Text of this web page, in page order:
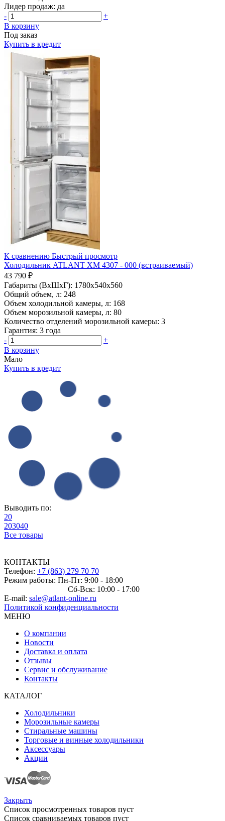
Лидер продаж: да
-
+
В корзину
Под заказ
Купить в кредит
К сравнению Быстрый просмотр
Холодильник ATLANT ХМ 4307 - 000 (встраиваемый)
43 790 ₽
Габариты (ВхШхГ): 1780x540x560
Общий объем, л: 248
Объем холодильной камеры, л: 168
Объем морозильной камеры, л: 80
Количество отделений морозильной камеры: 3
Гарантия: 3 года
-
+
В корзину
Мало
Купить в кредит
Выводить по:
20
203040
Все товары
КОНТАКТЫ
Телефон: +7 (863) 279 70 70
Режим работы: Пн-Пт: 9:00 - 18:00
Сб-Вск: 10:00 - 17:00
E-mail: sale@atlant-online.ru
Политикой конфиденциальности
МЕНЮ
О компании
Новости
Доставка и оплата
Отзывы
Сервис и обслуживание
Контакты
КАТАЛОГ
Холодильники
Морозильные камеры
Стиральные машины
Торговые и винные холодильники
Аксессуары
Акции
Закрыть
Список просмотренных товаров пуст
Список сравниваемых товаров пуст